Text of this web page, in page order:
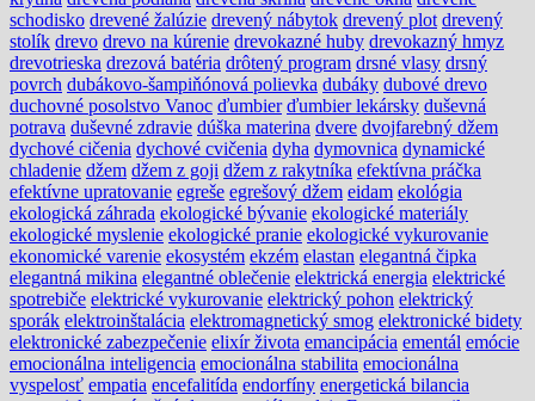
schodisko drevené žalúzie drevený nábytok drevený plot drevený
stolík drevo drevo na kúrenie drevokazné huby drevokazný hmyz
drevotrieska drezová batéria drôtený program drsné vlasy drsný
povrch dubákovo-šampiňónová polievka dubáky dubové drevo
duchovné posolstvo Vanoc ďumbier ďumbier lekársky duševná
potrava duševné zdravie dúška materina dvere dvojfarebný džem
dychové cičenia dychové cvičenia dyha dymovnica dynamické
chladenie džem džem z goji džem z rakytníka efektívna práčka
efektívne upratovanie egreše egrešový džem eidam ekológia
ekologická záhrada ekologické bývanie ekologické materiály
ekologické myslenie ekologické pranie ekologické vykurovanie
ekonomické varenie ekosystém ekzém elastan elegantná čipka
elegantná mikina elegantné oblečenie elektrická energia elektrické
spotrebiče elektrické vykurovanie elektrický pohon elektrický
sporák elektroinštalácia elektromagnetický smog elektronické bidety
elektronické zabezpečenie elixír života emancipácia ementál emócie
emocionálna inteligencia emocionálna stabilita emocionálna
vyspelosť empatia encefalitída endorfíny energetická bilancia